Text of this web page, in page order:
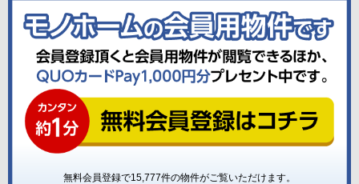
無料会員登録で15,777件の物件がご覧いただけます。